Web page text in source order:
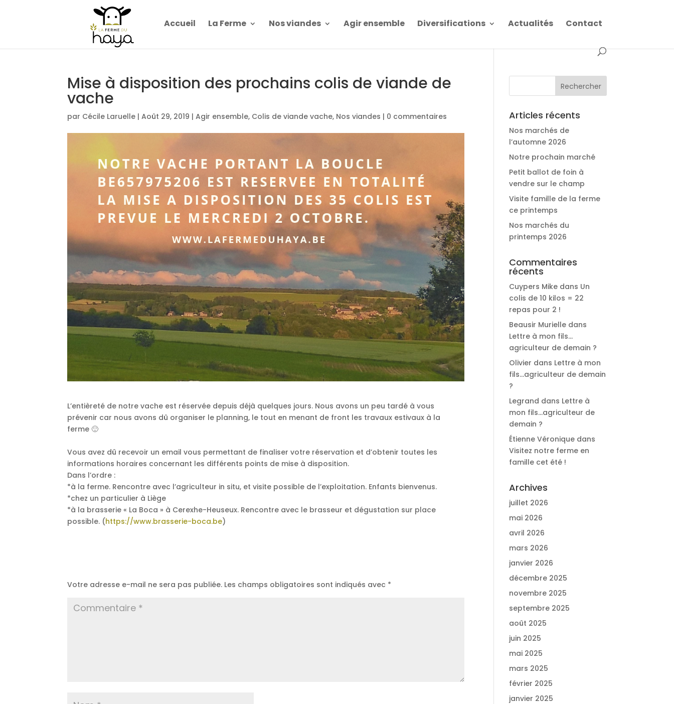
Accueil La Ferme Nos viandes Agir ensemble Diversifications Actualités Contact
Mise à disposition des prochains colis de viande de
vache
par Cécile Laruelle |Août 29, 2019 |Agir ensemble, Colis de viande vache, Nos viandes | 0 commentaires
L’entièreté de notre vache est réservée depuis déjà quelques jours. Nous avons un peu tardé à vous
prévenir car nous avons dû organiser le planning, le tout en menant de front les travaux estivaux à la
ferme 🙂
Vous avez dû recevoir un email vous permettant de finaliser votre réservation et d’obtenir toutes les
informations horaires concernant les différents points de mise à disposition.
Dans l’ordre :
*à la ferme. Rencontre avec l’agriculteur in situ, et visite possible de l’exploitation. Enfants bienvenus.
*chez un particulier à Liège
*à la brasserie « La Boca » à Cerexhe-Heuseux. Rencontre avec le brasseur et dégustation sur place
possible. (https://www.brasserie-boca.be)
Votre adresse e-mail ne sera pas publiée. Les champs obligatoires sont indiqués avec *
Articles récents
Nos marchés de
l’automne 2026
Notre prochain marché
Petit ballot de foin à
vendre sur le champ
Visite famille de la ferme
ce printemps
Nos marchés du
printemps 2026
Commentaires
récents
Cuypers Mike dans Un
colis de 10 kilos = 22
repas pour 2 !
Beausir Murielle dans
Lettre à mon fils…
agriculteur de demain ?
Olivier dans Lettre à mon
fils…agriculteur de demain
?
Legrand dans Lettre à
mon fils…agriculteur de
demain ?
Étienne Véronique dans
Visitez notre ferme en
famille cet été !
Archives
juillet 2026
mai 2026
avril 2026
mars 2026
janvier 2026
décembre 2025
novembre 2025
septembre 2025
août 2025
juin 2025
mai 2025
mars 2025
février 2025
janvier 2025